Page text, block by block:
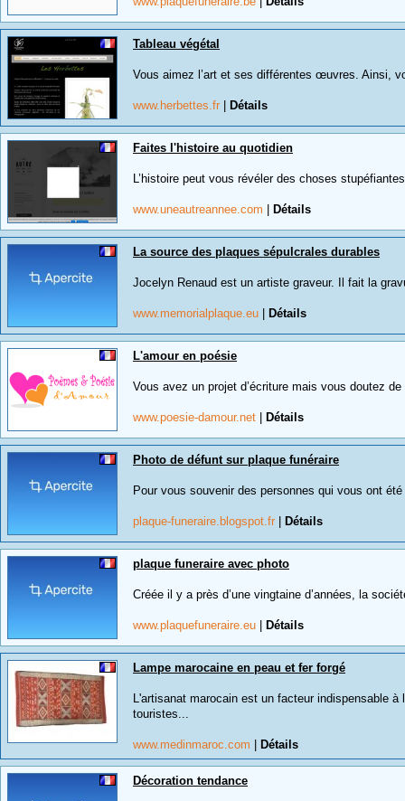
Tableau végétal
Vous aimez l’art et ses différentes œuvres. Ainsi,
www.herbettes.fr Détails
Faites l'histoire au quotidien
L’histoire peut vous révéler des choses
www.uneautreannee.com Détails
La source des plaques sépulcrales durables
Jocelyn Renaud est un artiste graveur. Il fait la
www.memorialplaque.eu Détails
L'amour en poésie
Vous avez un projet d’écriture mais vous doutez
www.poesie-damour.net Détails
Photo de défunt sur plaque funéraire
Pour vous souvenir des personnes qui vous ont
plaque-funeraire.blogspot.fr Détails
plaque funeraire avec photo
Créée il y a près d’une vingtaine d’années, la
www.plaquefuneraire.eu Détails
Lampe marocaine en peau et fer forgé
L'artisanat marocain est un facteur indispensable
touristes...
www.medinmaroc.com Détails
Décoration tendance